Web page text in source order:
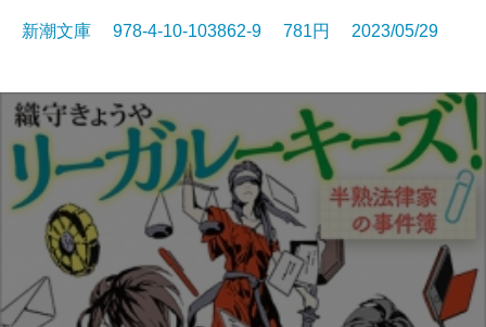
新潮文庫 978-4-10-103862-9 781円 2023/05/29